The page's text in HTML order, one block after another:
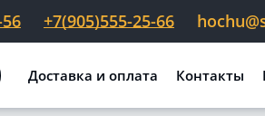
+7(905)555-25-66
Доставка и оплата Контакты